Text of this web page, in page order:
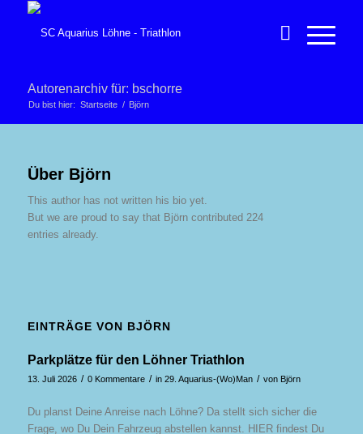
Autorenarchiv für: bschorre
Du bist hier: Startseite / Björn
Über Björn
This author has not written his bio yet.
But we are proud to say that Björncontributed 224
entries already.
EINTRÄGE VON BJÖRN
Parkplätze für den Löhner Triathlon
13. Juli 2026 / 0 Kommentare / in 29. Aquarius-(Wo)Man / von Björn
Du planst Deine Anreise nach Löhne? Da stellt sich sicher die
Frage, wo Du Dein Fahrzeug abstellen kannst. HIER findest Du